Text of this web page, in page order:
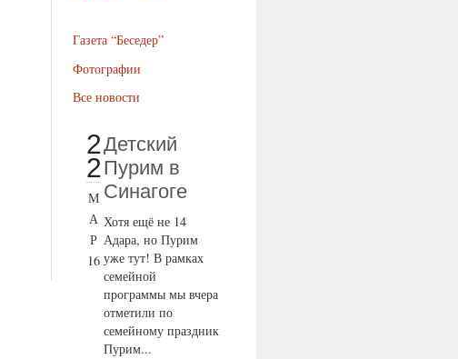
Газета “Беседер”
Фотографии
Все новости
2
2
М
А
Р
16
Детский
Пурим в
Синагоге
Хотя ещё не 14
Адара, но Пурим
уже тут! В рамках
семейной
программы мы вчера
отметили по
семейному праздник
Пурим...